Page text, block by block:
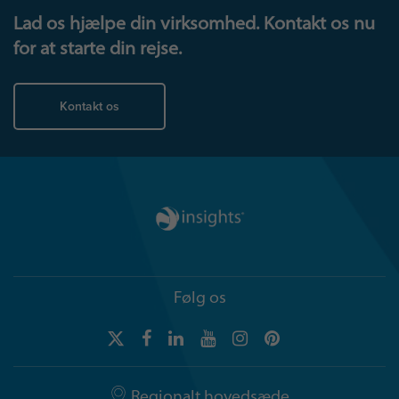
Lad os hjælpe din virksomhed. Kontakt os nu
for at starte din rejse.
Kontakt os
Følg os